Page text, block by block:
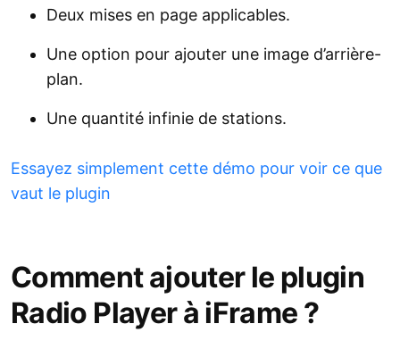
Deux mises en page applicables.
Une option pour ajouter une image d’arrière-
plan.
Une quantité infinie de stations.
Essayez simplement cette démo pour voir ce que
vaut le plugin
Comment ajouter le plugin
Radio Player à iFrame ?